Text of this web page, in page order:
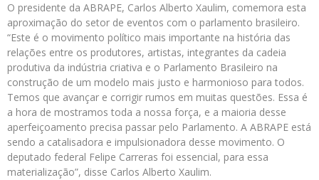
O presidente da ABRAPE, Carlos Alberto Xaulim, comemora esta
aproximação do setor de eventos com o parlamento brasileiro.
“Este é o movimento político mais importante na história das
relações entre os produtores, artistas, integrantes da cadeia
produtiva da indústria criativa e o Parlamento Brasileiro na
construção de um modelo mais justo e harmonioso para todos.
Temos que avançar e corrigir rumos em muitas questões. Essa é
a hora de mostramos toda a nossa força, e a maioria desse
aperfeiçoamento precisa passar pelo Parlamento. A ABRAPE está
sendo a catalisadora e impulsionadora desse movimento. O
deputado federal Felipe Carreras foi essencial, para essa
materialização”, disse Carlos Alberto Xaulim.